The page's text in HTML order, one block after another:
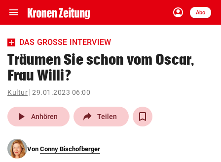
menu Navigation
ein-/ausklappen
account_circle
Anmelden
Abo
close Schließen
account_circle Anmelden
pin_drop
Wien arrow_right
DAS GROSSE INTERVIEW
Träumen Sie schon vom Oscar,
Frau Willi?
Kultur 29.01.2023 06:00
play_arrow Anhören Teilen
Von Conny Bischofberger